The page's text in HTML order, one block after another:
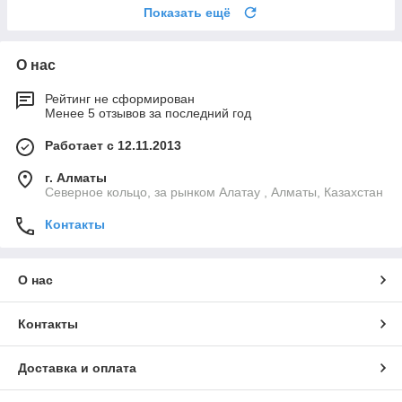
Показать ещё
О нас
Рейтинг не сформирован
Менее 5 отзывов за последний год
Работает с 12.11.2013
г. Алматы
Северное кольцо, за рынком Алатау , Алматы, Казахстан
Контакты
О нас
Контакты
Доставка и оплата